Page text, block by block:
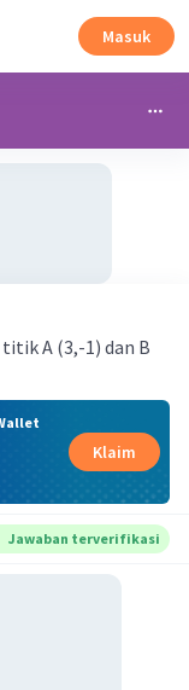
Masuk
A (3,-1) dan B
Klaim
Jawaban terverifikasi